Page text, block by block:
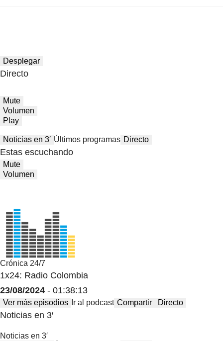
Desplegar
Directo
Mute
Volumen
Play
Noticias en 3′ Últimos programas Directo
Estas escuchando
Mute
Volumen
Crónica 24/7
1x24: Radio Colombia
23/08/2024 - 01:38:13
Ver más episodios Ir al podcast Compartir Directo
Noticias en 3′
Noticias en 3′